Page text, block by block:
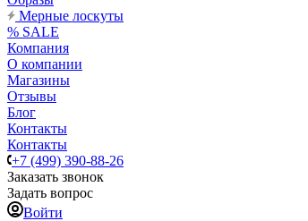
Мерные лоскуты
% SALE
Компания
О компании
Магазины
Отзывы
Блог
Контакты
Контакты
+7 (499) 390-88-26
Заказать звонок
Задать вопрос
Войти